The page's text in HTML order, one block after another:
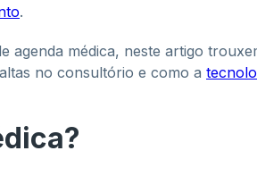
.
agenda médica, neste artigo
no consultório e como a